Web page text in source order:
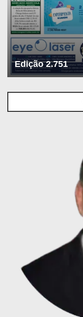
Edição 2.751